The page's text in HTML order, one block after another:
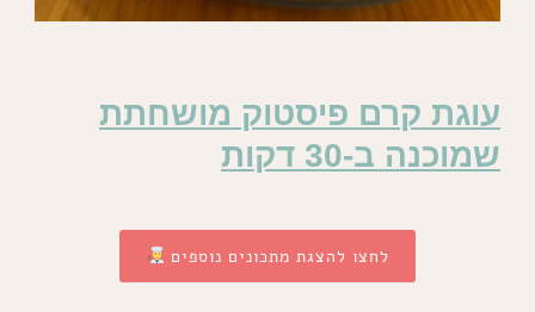
עוגת קרם פיסטוק מושחתת
שמוכנה ב-30 דקות
לחצו להצגת מתכונים נוספים